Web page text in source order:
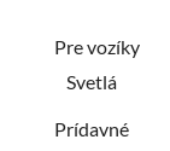
Pre vozíky
Svetlá
Prídavné